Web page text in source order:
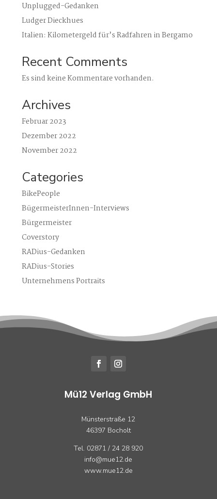
Unplugged-Gedanken
Ludger Dieckhues
Italien: Kilometergeld für’s Radfahren in Bergamo
Recent Comments
Es sind keine Kommentare vorhanden.
Archives
Februar 2023
Dezember 2022
November 2022
Categories
BikePeople
BügermeisterInnen-Interviews
Bürgermeister
Coverstory
RADius-Gedanken
RADius-Stories
Unternehmens Portraits
Mü12 Verlag GmbH
Münsterstraße 12
46397 Bocholt
Tel. 02871 / 24 28 920
info@mue12.de
www.mue12.de